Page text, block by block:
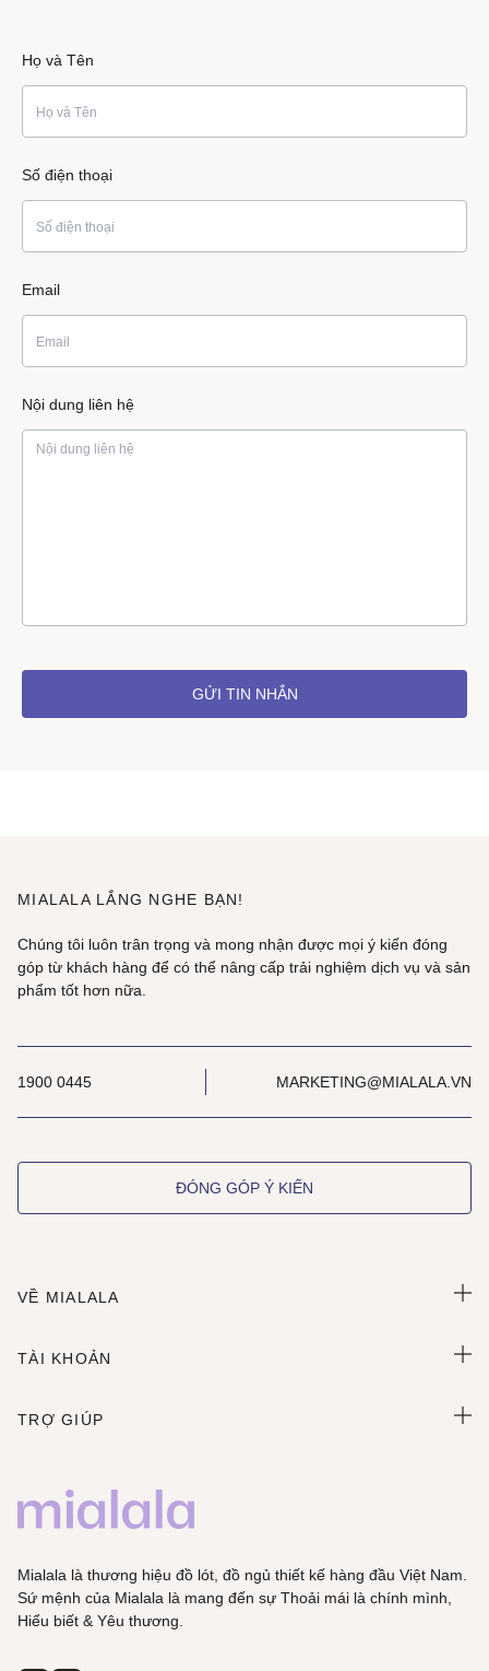
Họ và Tên
Số điện thoại
Email
Nội dung liên hệ
GỬI TIN NHẮN
MIALALA LẮNG NGHE BẠN!
Chúng tôi luôn trân trọng và mong nhận được mọi ý kiến đóng
góp từ khách hàng để có thể nâng cấp trải nghiệm dịch vụ và sản
phẩm tốt hơn nữa.
1900 0445 MARKETING@MIALALA.VN
ĐÓNG GÓP Ý KIẾN
VỀ MIALALA
TÀI KHOẢN
TRỢ GIÚP
Mialala là thương hiệu đồ lót, đồ ngủ thiết kế hàng đầu Việt Nam.
Sứ mệnh của Mialala là mang đến sự Thoải mái là chính mình,
Hiểu biết & Yêu thương.